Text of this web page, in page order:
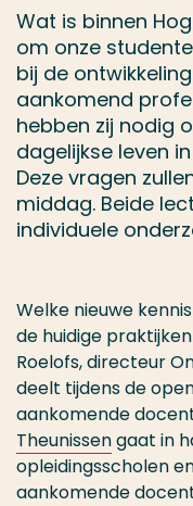
Wat is binnen
om onze
bij de
aankomend
hebben zij nodig
dagelijkse leven
Deze vragen
middag. Beide
individuele
Welke nieuwe
de huidige
Roelofs, directeur
deelt tijdens de
aankomende
Theunissengaat in
opleidingsscholen
aankomende